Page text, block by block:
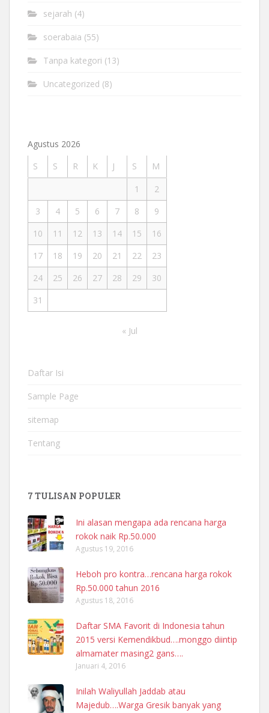
sejarah (4)
soerabaia (55)
Tanpa kategori (13)
Uncategorized (8)
Agustus 2026
S
S R K J S
M
1
2
3
4 5 6 7 8
9
10
11 12 13 14 15
16
17
18 19 20 21 22
23
24
25 26 27 28 29
30
31
« Jul
Daftar Isi
Sample Page
sitemap
Tentang
7 TULISAN POPULER
Ini alasan mengapa ada rencana harga
rokok naik Rp.50.000
Agustus 19, 2016
Heboh pro kontra…rencana harga rokok
Rp.50.000 tahun 2016
Agustus 18, 2016
Daftar SMA Favorit di Indonesia tahun
2015 versi Kemendikbud….monggo diintip
almamater masing2 gans….
Januari 4, 2016
Inilah Waliyullah Jaddab atau
Majedub….Warga Gresik banyak yang